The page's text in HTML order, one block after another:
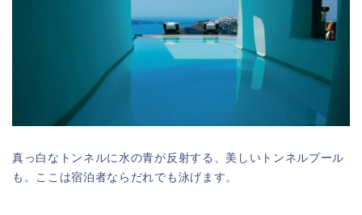
真っ白なトンネルに水の青が反射する、美しいトンネルプール
も。ここは宿泊者ならだれでも泳げます。